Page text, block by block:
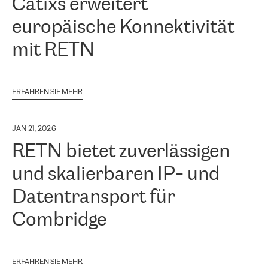
Catixs erweitert
europäische Konnektivität
mit RETN
ERFAHREN SIE MEHR
JAN 21, 2026
RETN bietet zuverlässigen
und skalierbaren IP- und
Datentransport für
Combridge
ERFAHREN SIE MEHR